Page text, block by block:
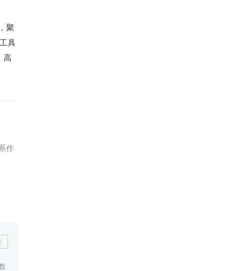
聚
具
高
作